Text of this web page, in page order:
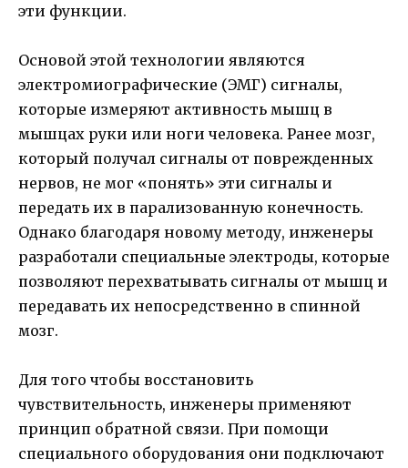
эти функции.
Основой этой технологии являются
электромиографические (ЭМГ) сигналы,
которые измеряют активность мышц в
мышцах руки или ноги человека. Ранее мозг,
который получал сигналы от поврежденных
нервов, не мог «понять» эти сигналы и
передать их в парализованную конечность.
Однако благодаря новому методу, инженеры
разработали специальные электроды, которые
позволяют перехватывать сигналы от мышц и
передавать их непосредственно в спинной
мозг.
Для того чтобы восстановить
чувствительность, инженеры применяют
принцип обратной связи. При помощи
специального оборудования они подключают